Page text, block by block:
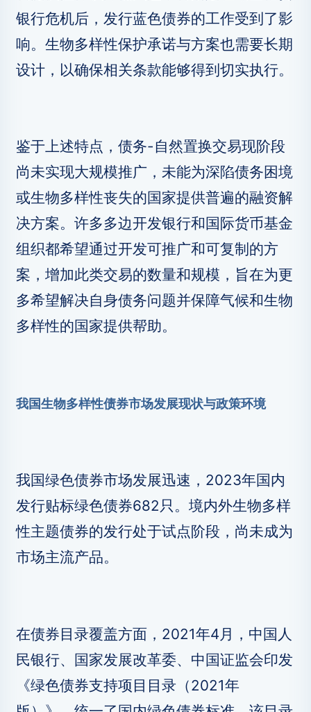
银行危机后，发行蓝色债券的工作受到了影
响。生物多样性保护承诺与方案也需要长期
设计，以确保相关条款能够得到切实执行。
鉴于上述特点，债务-自然置换交易现阶段
尚未实现大规模推广，未能为深陷债务困境
或生物多样性丧失的国家提供普遍的融资解
决方案。许多多边开发银行和国际货币基金
组织都希望通过开发可推广和可复制的方
案，增加此类交易的数量和规模，旨在为更
多希望解决自身债务问题并保障气候和生物
多样性的国家提供帮助。
我国生物多样性债券市场发展现状与政策环境
我国绿色债券市场发展迅速，2023年国内
发行贴标绿色债券682只。境内外生物多样
性主题债券的发行处于试点阶段，尚未成为
市场主流产品。
在债券目录覆盖方面，2021年4月，中国人
民银行、国家发展改革委、中国证监会印发
《绿色债券支持项目目录（2021年